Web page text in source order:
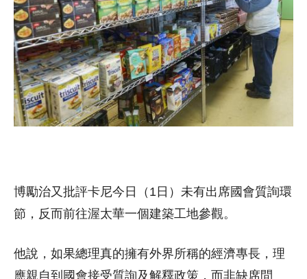
博勵治又批評卡尼今日（1日）未有出席國會質詢環
節，反而前往渥太華一個建築工地參觀。
他說，如果總理真的擁有外界所稱的經濟專長，理
應親自到國會接受質詢及解釋政策，而非缺席問